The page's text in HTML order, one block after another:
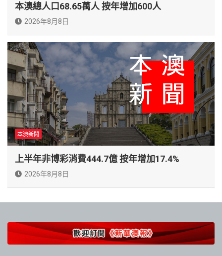
本澳總人口68.65萬人 按年增加600人
2026年8月8日
本澳新聞
上半年非博彩消費444.7億 按年增加17.4%
2026年8月8日